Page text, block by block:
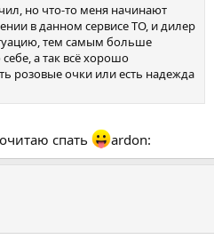
но что-то меня начинают
в данном сервисе ТО, и дилер
тем самым больше
а так всё хорошо
розовые очки или есть надежда
спать ardon: